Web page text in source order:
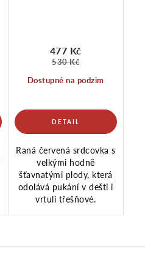
Dostupné na podzim
477 Kč
530 Kč
Raná červená srdcovka s
velkými hodně
šťavnatými plody, která
odolává pukání v dešti i
vrtuli třešňové.